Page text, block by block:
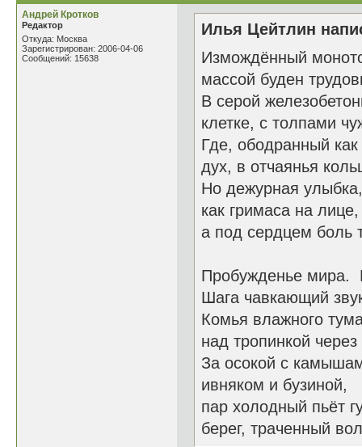
Андрей Кротков
Редактор
Откуда: Москва
Зарегистрирован: 2006-04-06
Сообщений: 15638
Илья Цейтлин
Измождённый
массой буден
В серой
клетке, с толпами
Где, ободранный как
дух, в отчаянья
Но дежурная улыбка,
как гримаса на лице,
а под сердцем боль
Пробужденье мира.
Шага чавкающий
Комья влажного
над тропинкой через
За осокой с
ивняком и бузиной,
пар холодный пьёт
берег, траченный